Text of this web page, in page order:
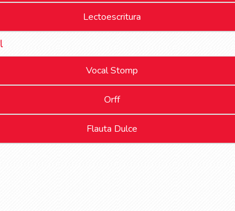
Lectoescritura
Vocal Stomp
Orff
Flauta Dulce